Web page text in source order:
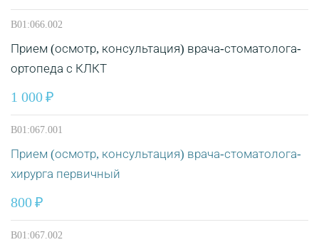
B01:066.002
Прием (осмотр, консультация) врача-стоматолога-
ортопеда с КЛКТ
1 000
B01:067.001
Прием (осмотр, консультация) врача-стоматолога-
хирурга первичный
800
B01:067.002